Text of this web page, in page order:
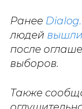
Ранее
людей вышли
после
выборов.
Также